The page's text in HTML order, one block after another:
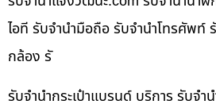
ไอที รับจำนำมือถือ รับจำนำโทรศัพท์
กล้อง รั
รับจำนำกระเป๋าแบรนด์ บริการ รับจำ